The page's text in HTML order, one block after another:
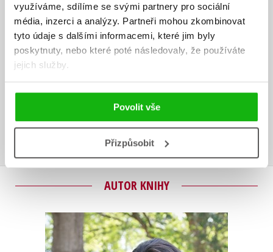
využíváme, sdílíme se svými partnery pro sociální
média, inzerci a analýzy. Partneři mohou zkombinovat
tyto údaje s dalšími informacemi, které jim byly
poskytnuty, nebo které poté následovaly, že používáte
jejich služby.
Povolit vše
Přizpůsobit
#spoluprace 🥰
Další 1 hodnocení
Vaše hodnocení
Uživatelskou recenzi mohou vkládat pouze registrovaní uživatelé
Přihlásit
AUTOR KNIHY